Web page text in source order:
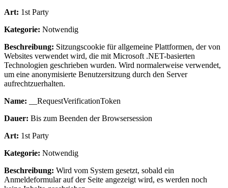
Art: 1st Party
Kategorie: Notwendig
Beschreibung: Sitzungscookie für allgemeine Plattformen, der von
Websites verwendet wird, die mit Microsoft .NET-basierten
Technologien geschrieben wurden. Wird normalerweise verwendet,
um eine anonymisierte Benutzersitzung durch den Server
aufrechtzuerhalten.
Name: __RequestVerificationToken
Dauer: Bis zum Beenden der Browsersession
Art: 1st Party
Kategorie: Notwendig
Beschreibung: Wird vom System gesetzt, sobald ein
Anmeldeformular auf der Seite angezeigt wird, es werden noch